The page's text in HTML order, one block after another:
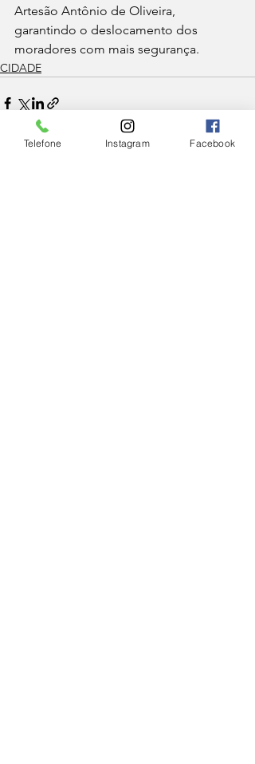
Artesão Antônio de Oliveira,
garantindo o deslocamento dos
moradores com mais segurança.
CIDADE
Telefone Instagram Facebook